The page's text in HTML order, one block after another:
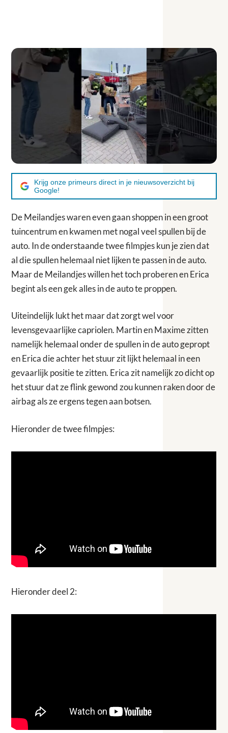
Krijg onze primeurs direct in je nieuwsoverzicht bij
Google!
De Meilandjes waren even gaan shoppen in een groot
tuincentrum en kwamen met nogal veel spullen bij de
auto. In de onderstaande twee filmpjes kun je zien dat
al die spullen helemaal niet lijken te passen in de auto.
Maar de Meilandjes willen het toch proberen en Erica
begint als een gek alles in de auto te proppen.
Uiteindelijk lukt het maar dat zorgt wel voor
levensgevaarlijke capriolen. Martin en Maxime zitten
namelijk helemaal onder de spullen in de auto gepropt
en Erica die achter het stuur zit lijkt helemaal in een
gevaarlijk positie te zitten. Erica zit namelijk zo dicht op
het stuur dat ze flink gewond zou kunnen raken door de
airbag als ze ergens tegen aan botsen.
Hieronder de twee filmpjes:
Hieronder deel 2: